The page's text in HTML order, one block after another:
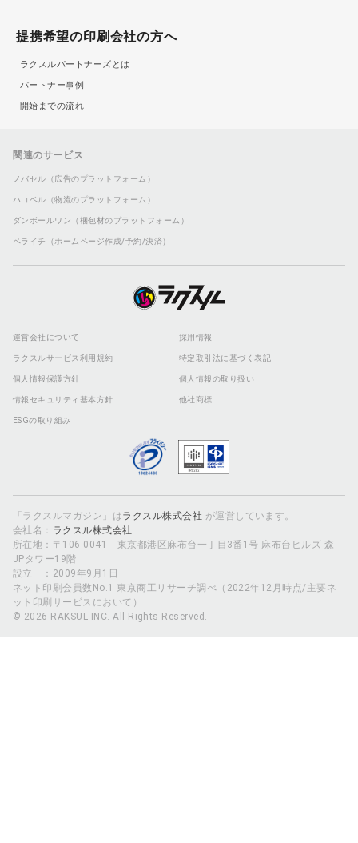
提携希望の印刷会社の方へ
ラクスルパートナーズとは
パートナー事例
開始までの流れ
関連のサービス
ノバセル（広告のプラットフォーム）
ハコベル（物流のプラットフォーム）
ダンボールワン（梱包材のプラットフォーム）
ペライチ（ホームページ作成/予約/決済）
運営会社について 採用情報
ラクスルサービス利用規約 特定取引法に基づく表記
個人情報保護方針 個人情報の取り扱い
情報セキュリティ基本方針 他社商標
ESGの取り組み
「ラクスルマガジン」はラクスル株式会社 が運営しています。
会社名： ラクスル株式会社
所在地：〒106-0041 東京都港区麻布台一丁目3番1号 麻布台ヒルズ 森
JPタワー19階
設立 ：2009年9月1日
ネット印刷会員数No.1 東京商工リサーチ調べ（2022年12月時点/主要ネ
ット印刷サービスにおいて）
© 2026 RAKSUL INC. All Rights Reserved.